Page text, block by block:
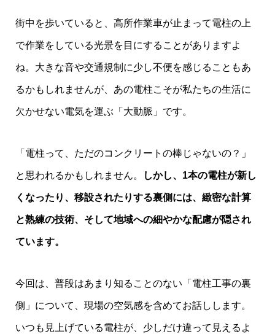
街中を歩いていると、高所作業車が止まって電柱の上
で作業をしている光景を目にすることがありますよ
ね。大きな音や交通規制に少し不便を感じることもあ
るかもしれませんが、あの電柱こそが私たちの生活に
欠かせない電気を運ぶ「大動脈」です。
「電柱って、ただのコンクリートの棒じゃないの？」
と思われるかもしれません。 しかし、1本の電柱が新し
くなったり、移設されたりする裏側には、緻密な計算
と熟練の技術、そして地域への細やかな配慮が隠され
ています。
今回は、普段はあまり知ることのない「電柱工事の裏
側」について、現場の空気感を含めてお話しします。
いつも見上げている電柱が、少しだけ違って見えるよ